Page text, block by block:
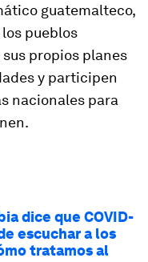
guatemalteco,
pueblos
propios planes
y participen
nacionales para
dice que COVID-
escuchar a los
tratamos al